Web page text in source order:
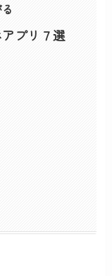
プリ７選